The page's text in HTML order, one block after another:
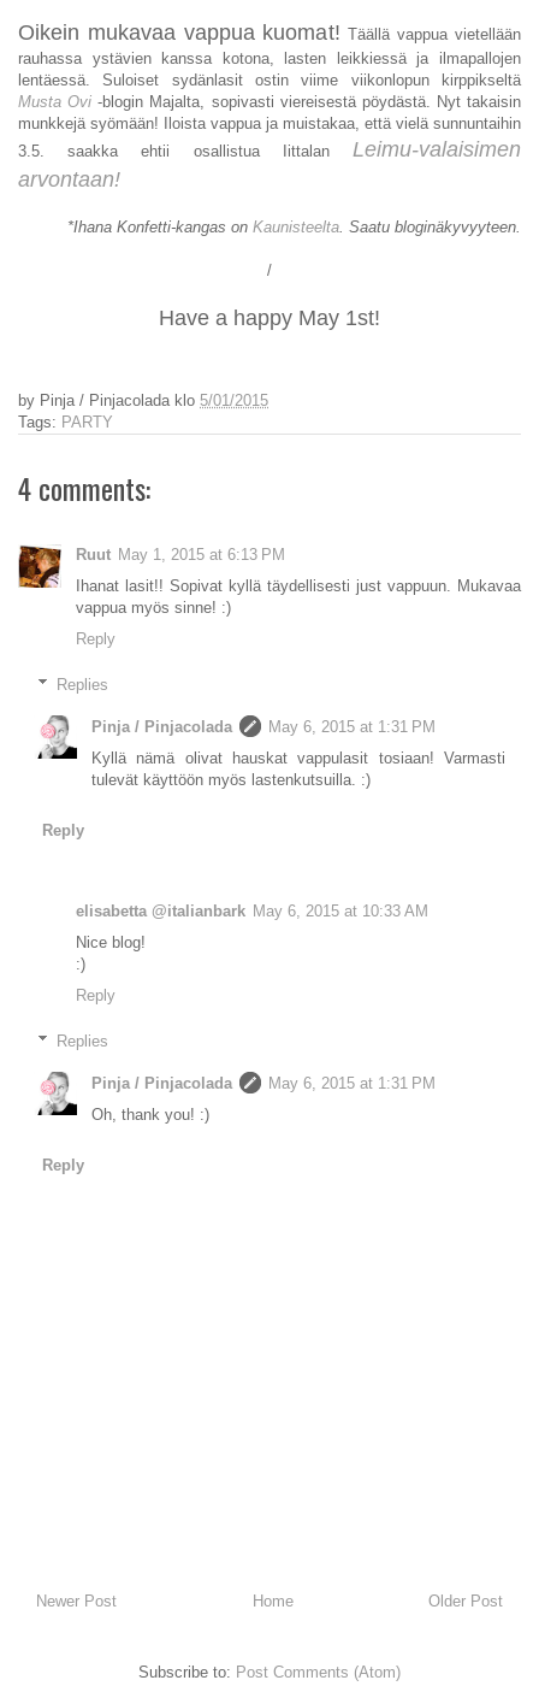
Oikein mukavaa vappua kuomat!Täällä vappua vietellään
rauhassa ystävien kanssa kotona, lasten leikkiessä ja ilmapallojen
lentäessä. Suloiset sydänlasit ostin viime viikonlopun kirppikseltä
Musta Ovi -blogin Majalta, sopivasti viereisestä pöydästä. Nyt takaisin
munkkejä syömään! Iloista vappua ja muistakaa, että vielä sunnuntaihin
3.5. saakka ehtii osallistua Iittalan Leimu-valaisimen
arvontaan!
*Ihana Konfetti-kangas on Kaunisteelta. Saatu bloginäkyvyyteen.
/
Have a happy May 1st!
by Pinja / Pinjacolada klo 5/01/2015
Tags: PARTY
4 comments:
Ruut May 1, 2015 at 6:13 PM
Ihanat lasit!! Sopivat kyllä täydellisesti just vappuun. Mukavaa
vappua myös sinne! :)
Reply
Replies
Pinja / Pinjacolada
May 6, 2015 at 1:31 PM
Kyllä nämä olivat hauskat vappulasit tosiaan! Varmasti
tulevät käyttöön myös lastenkutsuilla. :)
Reply
elisabetta @italianbark May 6, 2015 at 10:33 AM
Nice blog!
:)
Reply
Replies
Pinja / Pinjacolada
May 6, 2015 at 1:31 PM
Oh, thank you! :)
Reply
Newer Post Older Post
Home
Subscribe to: Post Comments (Atom)